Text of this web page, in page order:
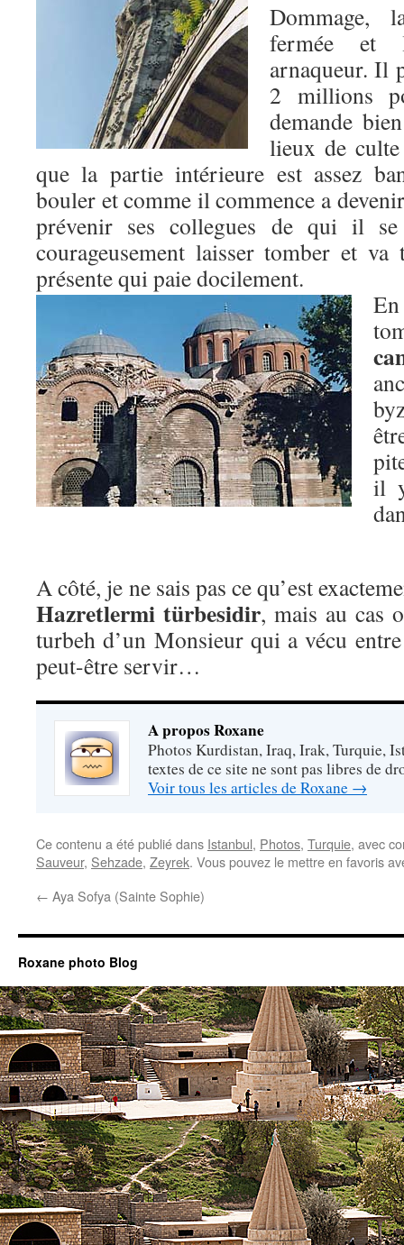
Dommage,
fermée et
arnaqueur. Il
2 millions
demande
lieux de
que la partie intérieure est assez
bouler et comme il commence a
prévenir ses collegues de qui il
courageusement laisser tomber et
présente qui paie docilement.
il
A côté, je ne sais pas ce qu’est
Hazretlermi türbesidir, mais au cas
turbeh d’un Monsieur qui a vécu
peut-être servir…
A propos Roxane
Photos Kurdistan, Iraq, Irak, Turquie,
textes de ce site ne sont pas libres de
Voir tous les articles de Roxane →
Ce contenu a été publié dans Istanbul, Photos, Turquie, avec
Sauveur, Sehzade, Zeyrek. Vous pouvez le mettre en favoris
← Aya Sofya (Sainte Sophie)
Roxane photo Blog